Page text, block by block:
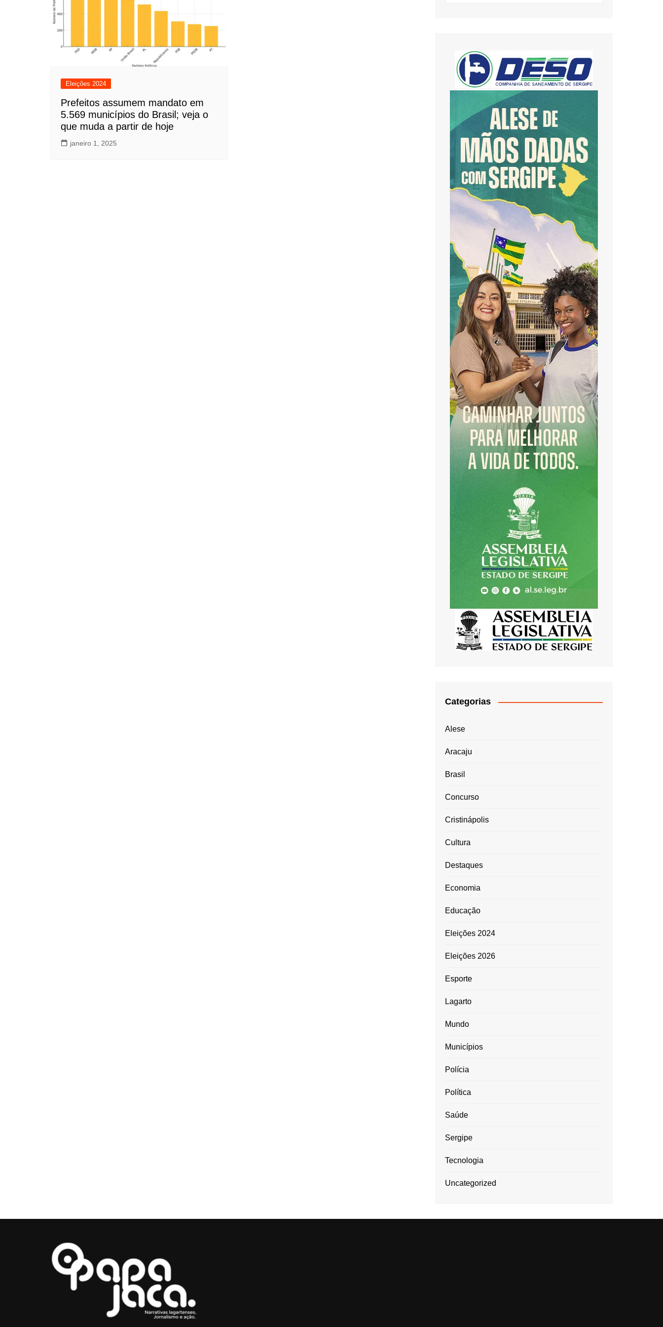
Eleições 2024
Prefeitos assumem mandato em
5.569 municípios do Brasil; veja o
que muda a partir de hoje
janeiro 1, 2025
Categorias
Alese
Aracaju
Brasil
Concurso
Cristinápolis
Cultura
Destaques
Economia
Educação
Eleições 2024
Eleições 2026
Esporte
Lagarto
Mundo
Municípios
Polícia
Política
Saúde
Sergipe
Tecnologia
Uncategorized